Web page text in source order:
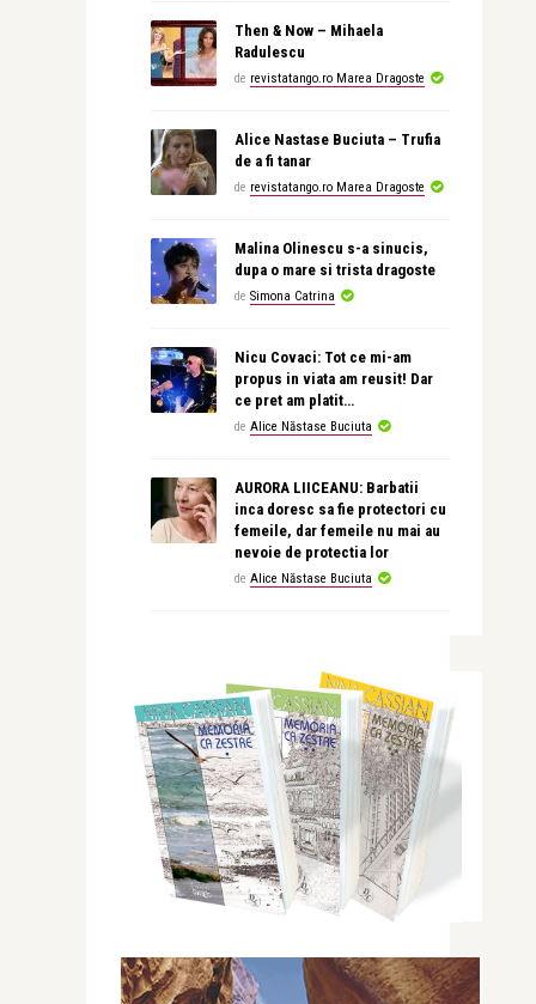
Then & Now – Mihaela
Radulescu
de revistatango.ro Marea Dragoste
Alice Nastase Buciuta – Trufia
de a fi tanar
de revistatango.ro Marea Dragoste
Malina Olinescu s-a sinucis,
dupa o mare si trista dragoste
de Simona Catrina
Nicu Covaci: Tot ce mi-am
propus in viata am reusit! Dar
ce pret am platit…
de Alice Năstase Buciuta
AURORA LIICEANU: Barbatii
inca doresc sa fie protectori cu
femeile, dar femeile nu mai au
nevoie de protectia lor
de Alice Năstase Buciuta